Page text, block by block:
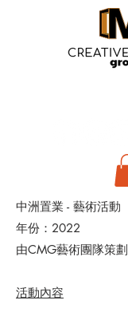
中洲置業 - 藝術活動
年份：2022
由CMG藝術團隊策劃
活動內容